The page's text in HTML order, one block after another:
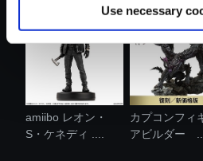
Use necessary
amiibo レオン・
S・ケネディ ....
カプコンフィ
アビルダー ...